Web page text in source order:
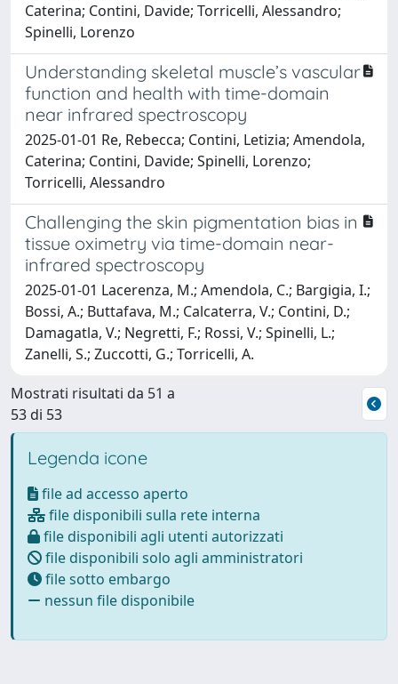
Caterina; Contini, Davide; Torricelli, Alessandro;
Spinelli, Lorenzo
Understanding skeletal muscle’s vascular
function and health with time-domain
near infrared spectroscopy
2025-01-01 Re, Rebecca; Contini, Letizia; Amendola,
Caterina; Contini, Davide; Spinelli, Lorenzo;
Torricelli, Alessandro
Challenging the skin pigmentation bias in
tissue oximetry via time-domain near-
infrared spectroscopy
2025-01-01 Lacerenza, M.; Amendola, C.; Bargigia, I.;
Bossi, A.; Buttafava, M.; Calcaterra, V.; Contini, D.;
Damagatla, V.; Negretti, F.; Rossi, V.; Spinelli, L.;
Zanelli, S.; Zuccotti, G.; Torricelli, A.
Mostrati risultati da 51 a
53 di 53
Legenda icone
file ad accesso aperto
file disponibili sulla rete interna
file disponibili agli utenti autorizzati
file disponibili solo agli amministratori
file sotto embargo
nessun file disponibile